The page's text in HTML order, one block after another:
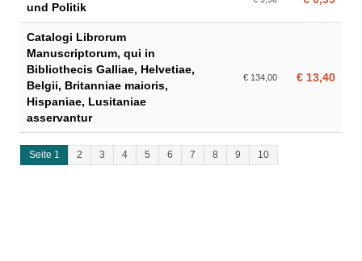
und Politik
Catalogi Librorum
Manuscriptorum, qui in
Bibliothecis Galliae, Helvetiae,
Belgii, Britanniae maioris,
Hispaniae, Lusitaniae
asservantur
€ 134,00 € 13,40
Seite 1 2 3 4 5 6 7 8 9 10